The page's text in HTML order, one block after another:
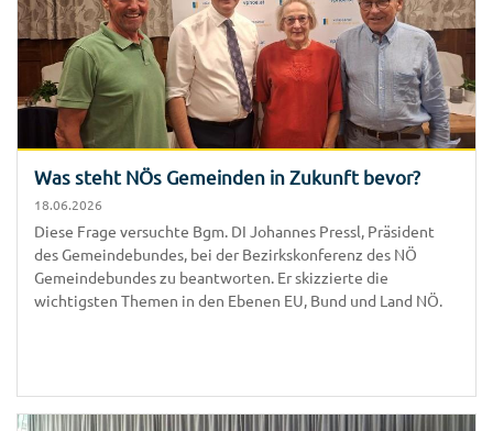
Was steht NÖs Gemeinden in Zukunft bevor?
Diese Frage versuchte Bgm. DI Johannes Pressl, Präsident
des Gemeindebundes, bei der Bezirkskonferenz des NÖ
Gemeindebundes zu beantworten. Er skizzierte die
wichtigsten Themen in den Ebenen EU, Bund und Land NÖ.
18.06.2026